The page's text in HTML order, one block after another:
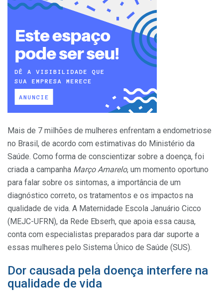
Mais de 7 milhões de mulheres enfrentam a endometriose
no Brasil, de acordo com estimativas do Ministério da
Saúde. Como forma de conscientizar sobre a doença, foi
criada a campanha Março Amarelo, um momento oportuno
para falar sobre os sintomas, a importância de um
diagnóstico correto, os tratamentos e os impactos na
qualidade de vida. A Maternidade Escola Januário Cicco
(MEJC-UFRN), da Rede Ebserh, que apoia essa causa,
conta com especialistas preparados para dar suporte a
essas mulheres pelo Sistema Único de Saúde (SUS).
Dor causada pela doença interfere na
qualidade de vida